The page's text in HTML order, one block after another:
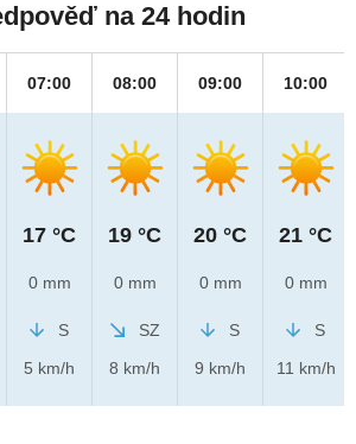
na 24 hodin
07:00
17 °C
0 mm
S
5 km/h
08:00
19 °C
0 mm
SZ
8 km/h
09:00
20 °C
0 mm
S
9 km/h
10:00
21 °C
0 mm
S
11 km/h